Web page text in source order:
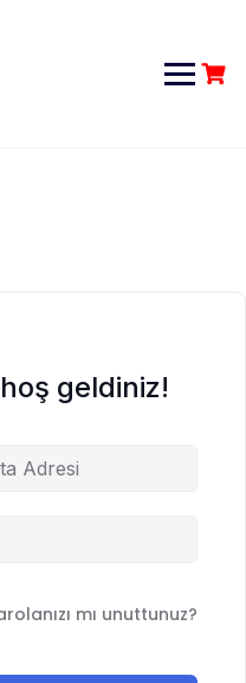
geldiniz!
mı unuttunuz?